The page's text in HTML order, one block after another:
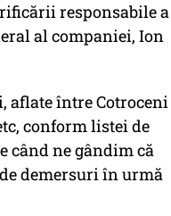
responsabile a
al companiei, Ion
aflate între Cotroceni
conform listei de
când ne gândim că
demersuri în urmă